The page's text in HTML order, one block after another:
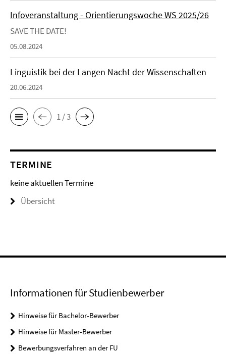
Infoveranstaltung - Orientierungswoche WS 2025/26
SAVE THE DATE!
05.08.2024
Linguistik bei der Langen Nacht der Wissenschaften
20.06.2024
1 / 3
TERMINE
keine aktuellen Termine
Übersicht
Informationen für Studienbewerber
Hinweise für Bachelor-Bewerber
Hinweise für Master-Bewerber
Bewerbungsverfahren an der FU